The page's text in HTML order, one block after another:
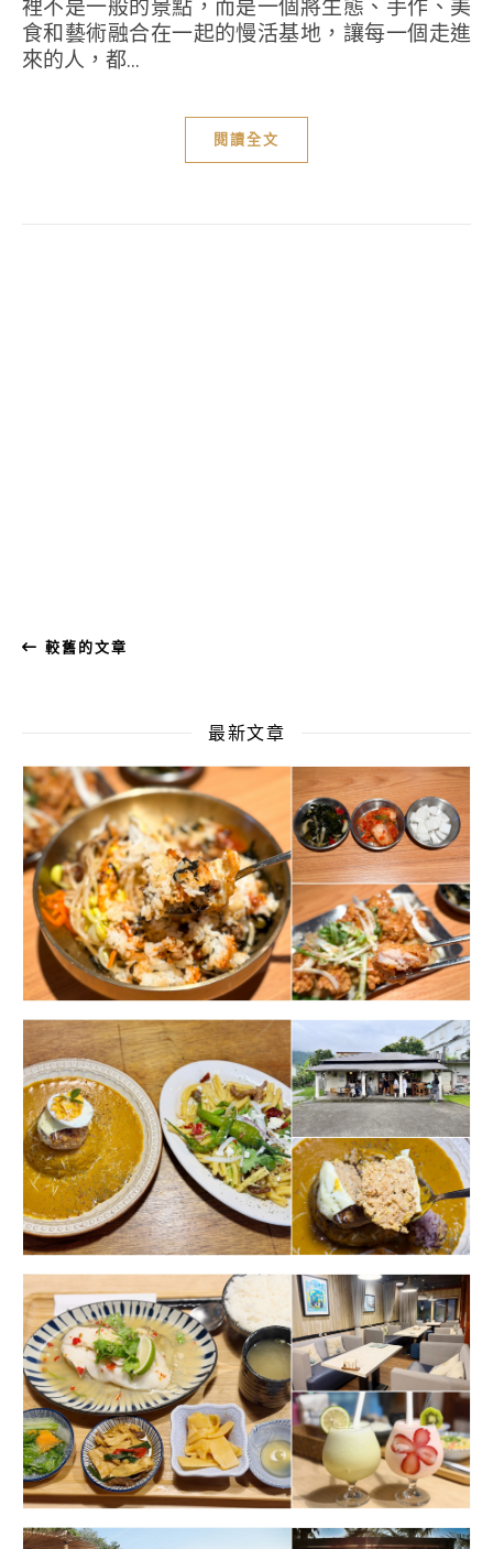
裡不是一般的景點，而是一個將生態、手作、美
食和藝術融合在一起的慢活基地，讓每一個走進
來的人，都...
閱讀全文
較舊的文章
最新文章